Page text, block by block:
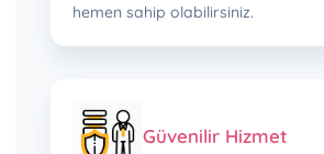
hemen sahip olabilirsiniz.
Güvenilir Hizmet